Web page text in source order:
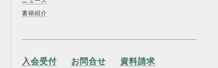
書籍紹介
入会受付 お問合せ
資料請求